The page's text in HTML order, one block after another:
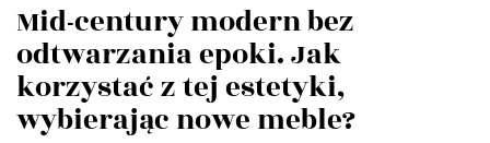
Mid-century modern bez
odtwarzania epoki. Jak
korzystać z tej estetyki,
wybierając nowe meble?